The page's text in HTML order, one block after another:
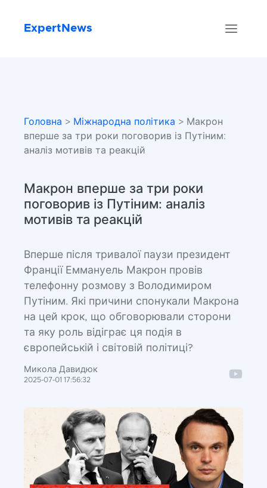
ExpertNews
Головна > Міжнародна політика > Макрон
вперше за три роки поговорив із Путіним:
аналіз мотивів та реакцій
Макрон вперше за три роки
поговорив із Путіним: аналіз
мотивів та реакцій
Вперше після тривалої паузи президент
Франції Еммануель Макрон провів
телефонну розмову з Володимиром
Путіним. Які причини спонукали Макрона
на цей крок, що обговорювали сторони
та яку роль відіграє ця подія в
європейській і світовій політиці?
Микола Давидюк
2025-07-01 17:56:32